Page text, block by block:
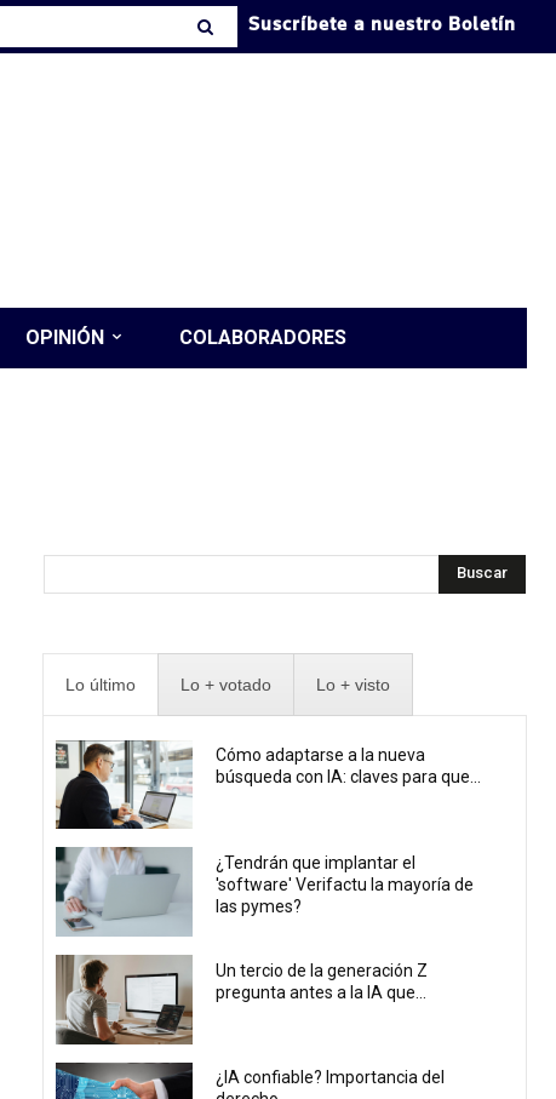
Suscríbete a nuestro Boletín
OPINIÓN COLABORADORES
Buscar
Lo último Lo + votado Lo + visto
Cómo adaptarse a la nueva
búsqueda con IA: claves para que...
¿Tendrán que implantar el
'software' Verifactu la mayoría de
las pymes?
Un tercio de la generación Z
pregunta antes a la IA que...
¿IA confiable? Importancia del